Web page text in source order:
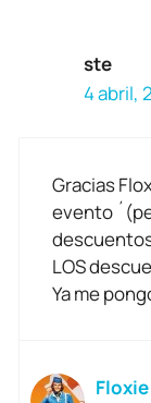
ste
4 abril,
Gracias
evento
LOS
Ya me
Floxie